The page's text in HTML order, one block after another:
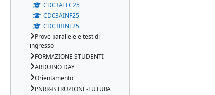
CDC3ATLC25
CDC3AINF25
CDC3BINF25
Prove parallele e test di
ingresso
FORMAZIONE STUDENTI
ARDUINO DAY
Orientamento
PNRR-ISTRUZIONE-FUTURA